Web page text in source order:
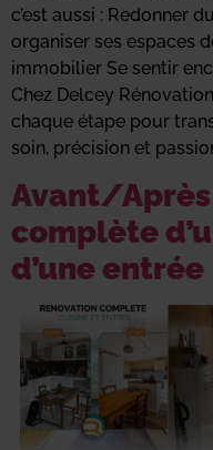
c’est aussi : Redonner
organiser ses espaces
immobilier Se sentir
Chez Delcey
chaque étape pour
soin, précision et
Avant/
complète
d’une entrée